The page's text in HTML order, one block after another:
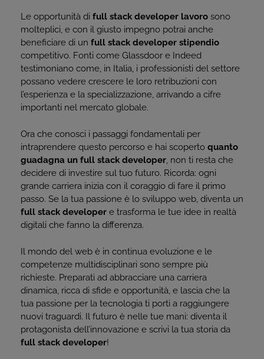
Le opportunità di full stack developer lavoro sono
molteplici, e con il giusto impegno potrai anche
beneficiare di un full stack developer stipendio
competitivo. Fonti come Glassdoor e Indeed
testimoniano come, in Italia, i professionisti del settore
possano vedere crescere le loro retribuzioni con
l’esperienza e la specializzazione, arrivando a cifre
importanti nel mercato globale.
Ora che conosci i passaggi fondamentali per
intraprendere questo percorso e hai scoperto quanto
guadagna un full stack developer, non ti resta che
decidere di investire sul tuo futuro. Ricorda: ogni
grande carriera inizia con il coraggio di fare il primo
passo. Se la tua passione è lo sviluppo web, diventa un
full stack developer e trasforma le tue idee in realtà
digitali che fanno la differenza.
Il mondo del web è in continua evoluzione e le
competenze multidisciplinari sono sempre più
richieste. Preparati ad abbracciare una carriera
dinamica, ricca di sfide e opportunità, e lascia che la
tua passione per la tecnologia ti porti a raggiungere
nuovi traguardi. Il futuro è nelle tue mani: diventa il
protagonista dell’innovazione e scrivi la tua storia da
full stack developer!